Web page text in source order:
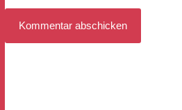
Kommentar abschicken